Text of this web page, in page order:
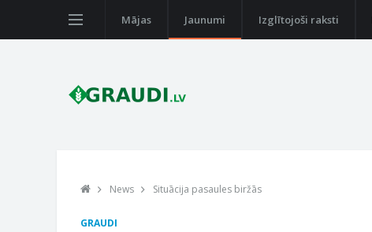
Mājas Jaunumi Izglītojoši raksti
News Situācija pasaules biržās
GRAUDI